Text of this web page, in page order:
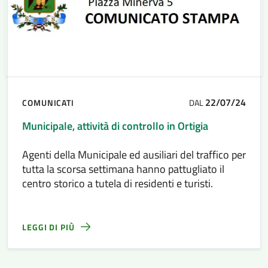
COMUNICATI DAL22/07/24
Municipale, attività di controllo in Ortigia
Agenti della Municipale ed ausiliari del traffico per
tutta la scorsa settimana hanno pattugliato il
centro storico a tutela di residenti e turisti.
LEGGI DI PIÙ